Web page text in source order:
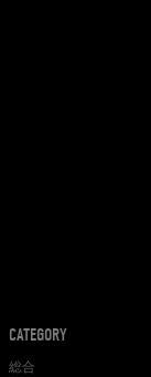
CATEGORY
総合